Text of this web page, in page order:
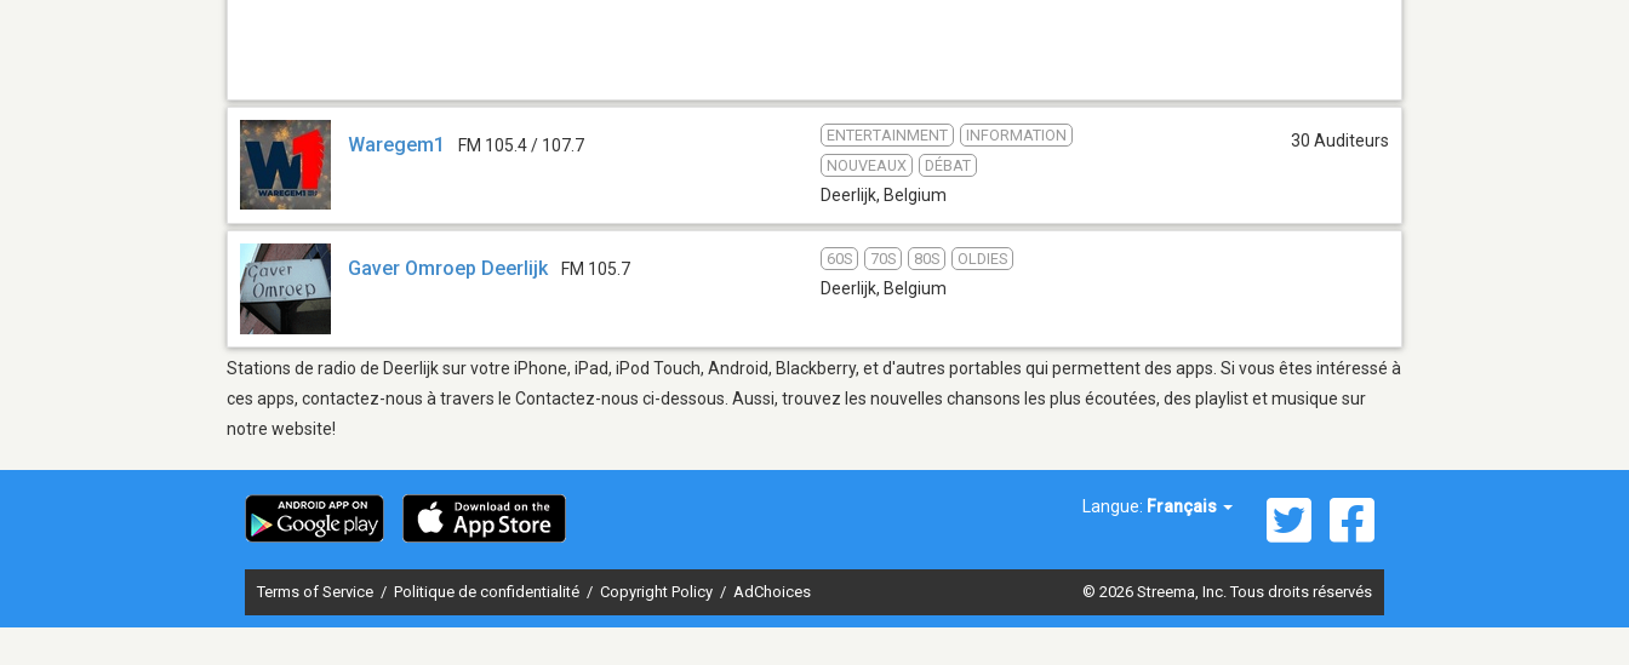
Waregem1 FM 105.4 / 107.7
ENTERTAINMENT
INFORMATION
NOUVEAUX
DÉBAT
Deerlijk, Belgium
30 Auditeurs
Gaver Omroep Deerlijk FM 105.7
60S 70S 80S OLDIES
Deerlijk, Belgium
Stations de radio de Deerlijk sur votre iPhone, iPad, iPod Touch, Android, Blackberry, et d'autres portables qui permettent des apps. Si vous êtes intéressé à
ces apps, contactez-nous à travers le Contactez-nous ci-dessous. Aussi, trouvez les nouvelles chansons les plus écoutées, des playlist et musique sur
notre website!
Langue: Français
Terms of Service / Politique de confidentialité / Copyright Policy / AdChoices © 2026 Streema, Inc. Tous droits réservés